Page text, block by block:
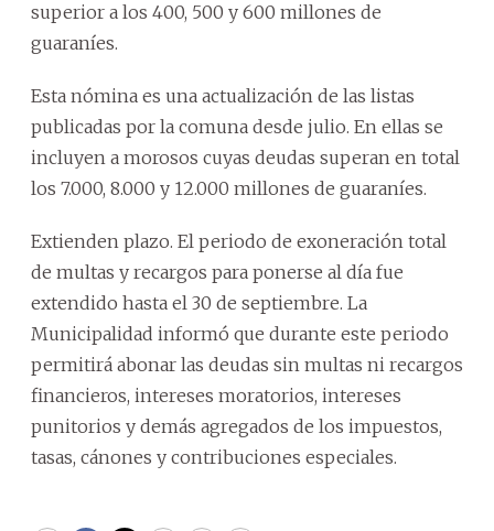
superior a los 400, 500 y 600 millones de
guaraníes.
Esta nómina es una actualización de las listas
publicadas por la comuna desde julio. En ellas se
incluyen a morosos cuyas deudas superan en total
los 7.000, 8.000 y 12.000 millones de guaraníes.
Extienden plazo. El periodo de exoneración total
de multas y recargos para ponerse al día fue
extendido hasta el 30 de septiembre. La
Municipalidad informó que durante este periodo
permitirá abonar las deudas sin multas ni recargos
financieros, intereses moratorios, intereses
punitorios y demás agregados de los impuestos,
tasas, cánones y contribuciones especiales.